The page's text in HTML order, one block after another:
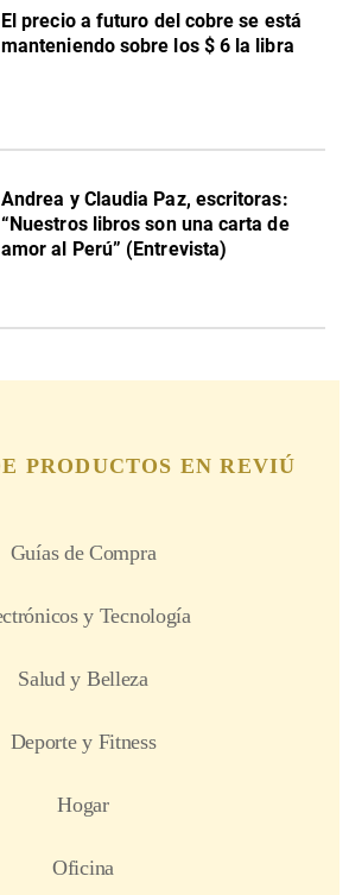
El precio a futuro del cobre se está
manteniendo sobre los $ 6 la libra
Andrea y Claudia Paz, escritoras:
“Nuestros libros son una carta de
amor al Perú” (Entrevista)